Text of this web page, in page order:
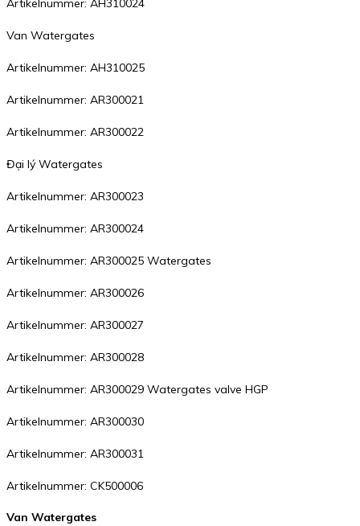
Van Watergates
Artikelnummer: AH310025
Artikelnummer: AR300021
Artikelnummer: AR300022
Đại lý Watergates
Artikelnummer: AR300023
Artikelnummer: AR300024
Artikelnummer: AR300025 Watergates
Artikelnummer: AR300026
Artikelnummer: AR300027
Artikelnummer: AR300028
Artikelnummer: AR300029 Watergates valve HGP
Artikelnummer: AR300030
Artikelnummer: AR300031
Artikelnummer: CK500006
Van Watergates